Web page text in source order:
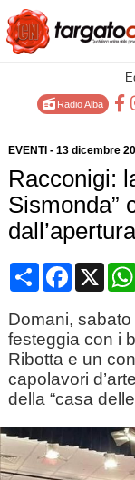
Radio Alba
EVENTI - 13 dicembre
Racconigi:
Sismonda”
dall’apertura
CondividiFacebook
X
Domani,
festeggia con i
Ribotta e un
capolavori
della “casa